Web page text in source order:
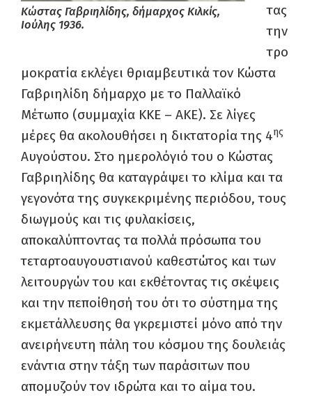
Κώστας Γαβριηλίδης, δήμαρχος Κιλκίς,
Ιούλης 1936.
τας
την
τρο
μοκρατία εκλέγει θριαμβευτικά τον Κώστα
Γαβριηλίδη δήμαρχο με το Παλλαϊκό
Μέτωπο (συμμαχία ΚΚΕ – ΑΚΕ). Σε λίγες
μέρες θα ακολουθήσει η δικτατορία της 4ης
Αυγούστου. Στο ημερολόγιό του ο Κώστας
Γαβριηλίδης θα καταγράψει το κλίμα και τα
γεγονότα της συγκεκριμένης περιόδου, τους
διωγμούς και τις φυλακίσεις,
αποκαλύπτοντας τα πολλά πρόσωπα του
τεταρτοαυγουστιανού καθεστώτος και των
λειτουργών του και εκθέτοντας τις σκέψεις
και την πεποίθησή του ότι το σύστημα της
εκμετάλλευσης θα γκρεμιστεί μόνο από την
ανειρήνευτη πάλη του κόσμου της δουλειάς
ενάντια στην τάξη των παράσιτων που
απομυζούν τον ιδρώτα και το αίμα του.